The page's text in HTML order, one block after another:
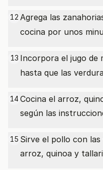
12 Agrega las
cocina por unos
13 Incorpora el jugo de
hasta que las
14 Cocina el arroz,
según las
15 Sirve el pollo con
arroz, quinoa y